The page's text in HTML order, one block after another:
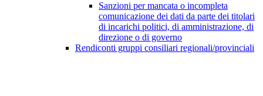
Sanzioni per mancata o incompleta
comunicazione dei dati da parte dei titolari
di incarichi politici, di amministrazione, di
direzione o di governo
Rendiconti gruppi consiliari regionali/provinciali